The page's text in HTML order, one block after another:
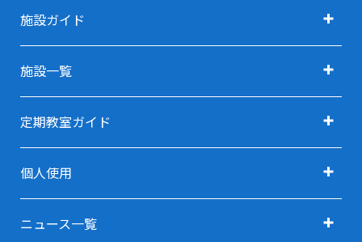
施設ガイド
施設ガイド TOP
アクセス
指定管理者
ご予約ガイド
施設一覧
施設一覧 TOP
利用用途で探す TOP
利用用途で探す(イベント・展示会)
定期教室ガイド
定期教室ガイド TOP
個人使用
卓球(個人使用)
ニュース一覧